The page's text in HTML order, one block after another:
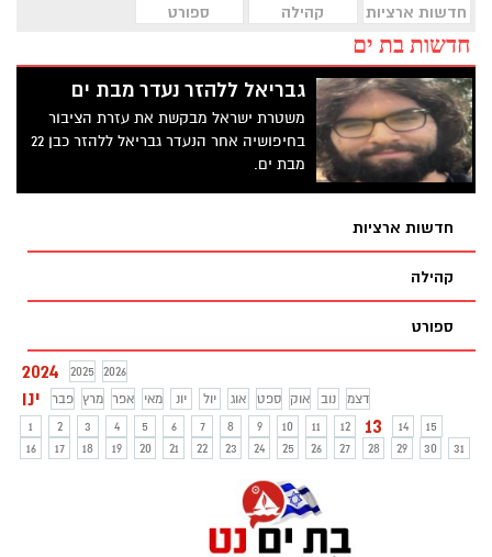
חדשות ארציות קהילה ספורט
חדשות בת ים
גבריאל ללהזר נעדר מבת ים
משטרת ישראל מבקשת את עזרת הציבור
בחיפושיה אחר הנעדר גבריאל ללהזר כבן 22
מבת ים.
חדשות ארציות
קהילה
ספורט
2024 2025 2026
ינו פבר מרץ אפר מאי יונ יול אוג ספט אוק נוב
דצמ
1
2 3 4 5 6 7 8 9 10 11 12 13 14
15
16
17 18 19 20 21 22 23 24 25 26 27 28 29 30 31